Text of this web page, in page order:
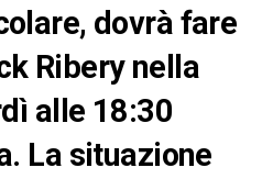
dovrà fare
Ribery nella
alle 18:30
La situazione